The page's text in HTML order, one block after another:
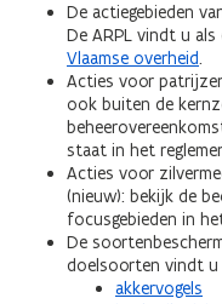
De actiegebieden
De ARPL vindt u
Vlaamse overheid.
Acties voor
ook buiten de
staat in het
Acties voor
(nieuw): bekijk de
focusgebieden in
De
doelsoorten vindt u
akkervogels